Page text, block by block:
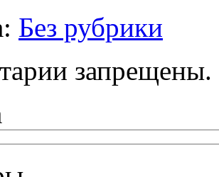
Без рубрики
запрещены.